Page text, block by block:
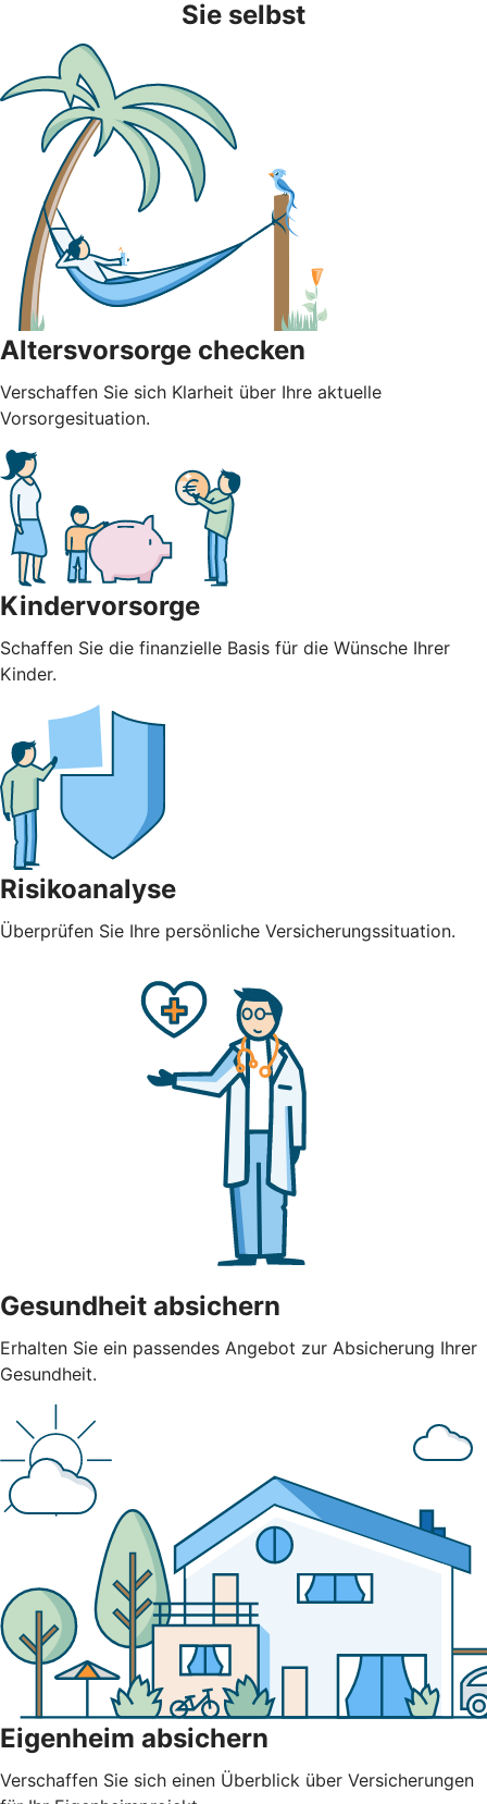
Sie selbst
Altersvorsorge checken
Verschaffen Sie sich Klarheit über Ihre aktuelle
Vorsorgesituation.
Kindervorsorge
Schaffen Sie die finanzielle Basis für die Wünsche Ihrer
Kinder.
Risikoanalyse
Überprüfen Sie Ihre persönliche Versicherungssituation.
Gesundheit absichern
Erhalten Sie ein passendes Angebot zur Absicherung Ihrer
Gesundheit.
Eigenheim absichern
Verschaffen Sie sich einen Überblick über Versicherungen